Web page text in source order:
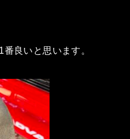
良いと思います。